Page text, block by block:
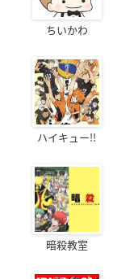
ちいかわ
ハイキュー!!
暗殺教室